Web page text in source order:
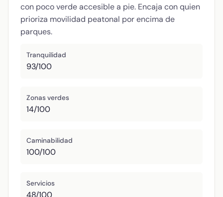
con poco verde accesible a pie. Encaja con quien
prioriza movilidad peatonal por encima de
parques.
Tranquilidad
93/100
Zonas verdes
14/100
Caminabilidad
100/100
Servicios
48/100